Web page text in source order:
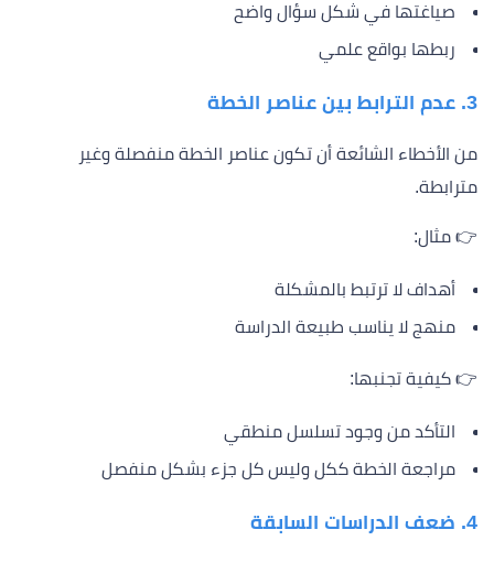
صياغتها في شكل سؤال واضح
ربطها بواقع علمي
3. عدم الترابط بين عناصر الخطة
من الأخطاء الشائعة أن تكون عناصر الخطة منفصلة وغير
مترابطة.
👉 مثال:
أهداف لا ترتبط بالمشكلة
منهج لا يناسب طبيعة الدراسة
👉 كيفية تجنبها:
التأكد من وجود تسلسل منطقي
مراجعة الخطة ككل وليس كل جزء بشكل منفصل
4. ضعف الدراسات السابقة